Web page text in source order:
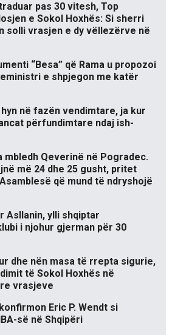
pas 30 vitesh, Top
e Sokol Hoxhës: Si sherri
solli vrasjen e dy vëllezërve në
“Besa” që Rama u propozoi
e shpjegon me katër
në fazën vendimtare, ja kur
përfundimtare ndaj ish-
mbledh Qeverinë në Pogradec.
më 24 dhe 25 gusht, pritet
që mund të ndryshojë
Asllanin, ylli shqiptar
i njohur gjerman për 30
dhe nën masa të rrepta sigurie,
të Sokol Hoxhës në
vrasjeve
Eric P. Wendt si
së në Shqipëri